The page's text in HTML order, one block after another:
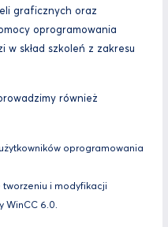
graficznych oraz
oprogramowania
w skład szkoleń z zakresu
również
użytkowników oprogramowania
tworzeniu i modyfikacji
WinCC 6.0.